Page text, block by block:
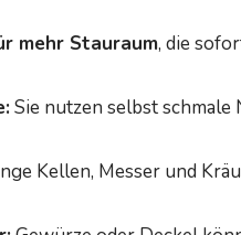
mehr Stauraum, die
Sie nutzen selbst
Kellen, Messer und